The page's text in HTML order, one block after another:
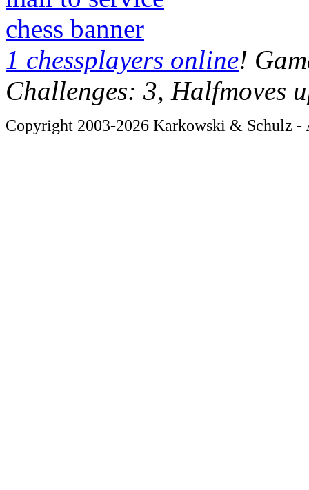
chess banner
1 chessplayers online!
Challenges: 3, Halfmoves
Copyright 2003-2026 Karkowski & Schulz